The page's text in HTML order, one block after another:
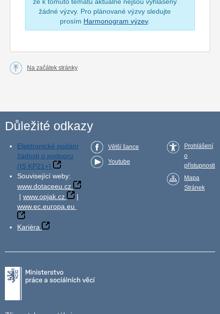
žádné výzvy. Pro plánované výzvy sledujte
prosím Harmonogram výzev.
Na začátek stránky
Důležité odkazy
Elektronické podání
žádosti o podporu
(IS KP21+)
Související weby:
www.dotaceeu.cz
| www.opjak.cz
|
www.ec.europa.eu
Kariéra
Větší šance
Youtube
Prohlášení
o
přístupnosti
Mapa
Stránek